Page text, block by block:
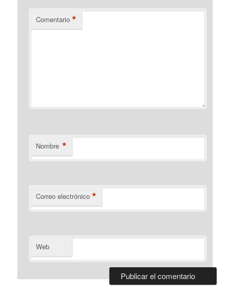
Comentario *
Nombre *
Correo electrónico *
Web